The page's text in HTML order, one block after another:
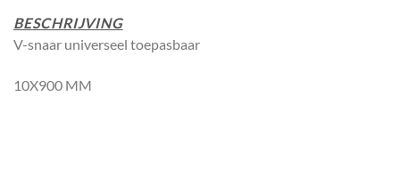
BESCHRIJVING
V-snaar universeel toepasbaar
10X900 MM